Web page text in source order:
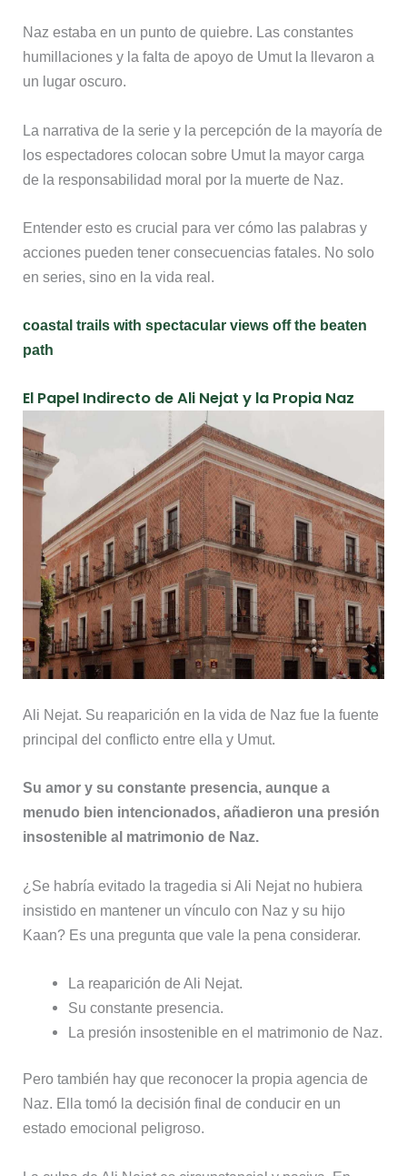
Naz estaba en un punto de quiebre. Las constantes
humillaciones y la falta de apoyo de Umut la llevaron a
un lugar oscuro.
La narrativa de la serie y la percepción de la mayoría de
los espectadores colocan sobre Umut la mayor carga
de la responsabilidad moral por la muerte de Naz.
Entender esto es crucial para ver cómo las palabras y
acciones pueden tener consecuencias fatales. No solo
en series, sino en la vida real.
coastal trails with spectacular views off the beaten
path
El Papel Indirecto de Ali Nejat y la Propia Naz
Ali Nejat. Su reaparición en la vida de Naz fue la fuente
principal del conflicto entre ella y Umut.
Su amor y su constante presencia, aunque a
menudo bien intencionados, añadieron una presión
insostenible al matrimonio de Naz.
¿Se habría evitado la tragedia si Ali Nejat no hubiera
insistido en mantener un vínculo con Naz y su hijo
Kaan? Es una pregunta que vale la pena considerar.
La reaparición de Ali Nejat.
Su constante presencia.
La presión insostenible en el matrimonio de Naz.
Pero también hay que reconocer la propia agencia de
Naz. Ella tomó la decisión final de conducir en un
estado emocional peligroso.